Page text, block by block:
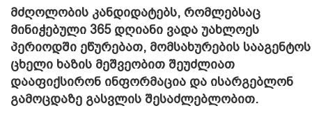
მძღოლობის კანდიდატებს, რომლებსაც
მინიჭებული 365 დღიანი ვადა უახლოეს
პერიოდში ეწურებათ, მომსახურების სააგენტოს
ცხელი ხაზის მეშვეობით შეუძლიათ
დააფიქსირონ ინფორმაცია და ისარგებლონ
გამოცდაზე გასვლის შესაძლებლობით.